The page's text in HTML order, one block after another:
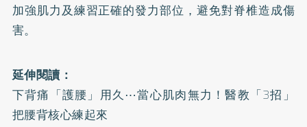
加強肌力及練習正確的發力部位，避免對脊椎造成傷
害。
延伸閱讀：
下背痛「護腰」用久⋯當心肌肉無力！醫教「3招」
把腰背核心練起來